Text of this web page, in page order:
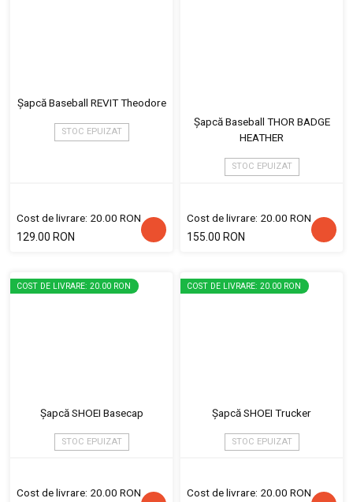
Șapcă Baseball REVIT Theodore
STOC EPUIZAT
Cost de livrare: 20.00 RON
129.00 RON
Șapcă Baseball THOR BADGE
HEATHER
STOC EPUIZAT
Cost de livrare: 20.00 RON
155.00 RON
COST DE LIVRARE: 20.00 RON
Șapcă SHOEI Basecap
STOC EPUIZAT
Cost de livrare: 20.00 RON
COST DE LIVRARE: 20.00 RON
Șapcă SHOEI Trucker
STOC EPUIZAT
Cost de livrare: 20.00 RON